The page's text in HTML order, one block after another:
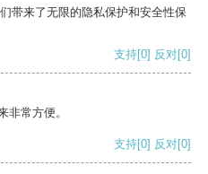
带来了无限的隐私保护和安全性保
支持[0] 反对[0]
非常方便。
支持[0] 反对[0]